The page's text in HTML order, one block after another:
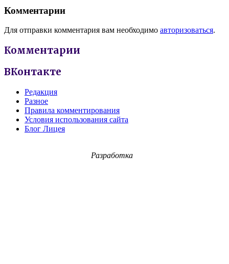
Комментарии
Для отправки комментария вам необходимо авторизоваться.
Комментарии
ВКонтакте
Редакция
Разное
Правила комментирования
Условия использования сайта
Блог Лицея
Разработка